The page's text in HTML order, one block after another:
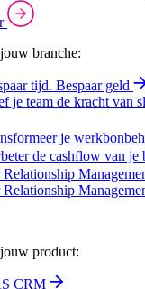
branche:
tijd. Bespaar geld
je team de kracht van
je
de cashflow van je
Relationship
Relationship
product:
CRM